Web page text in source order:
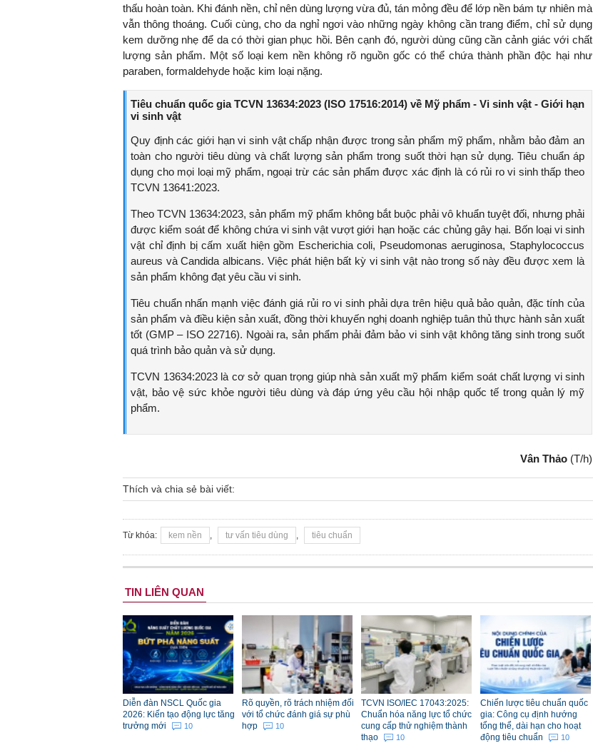
thấu hoàn toàn. Khi đánh nền, chỉ nên dùng lượng vừa đủ, tán mỏng đều để lớp nền bám tự nhiên mà
vẫn thông thoáng. Cuối cùng, cho da nghỉ ngơi vào những ngày không cần trang điểm, chỉ sử dụng
kem dưỡng nhẹ để da có thời gian phục hồi. Bên cạnh đó, người dùng cũng cần cảnh giác với chất
lượng sản phẩm. Một số loại kem nền không rõ nguồn gốc có thể chứa thành phần độc hại như
paraben, formaldehyde hoặc kim loại nặng.
Tiêu chuẩn quốc gia TCVN 13634:2023 (ISO 17516:2014) về Mỹ phẩm - Vi sinh vật - Giới hạn
vi sinh vật
Quy định các giới hạn vi sinh vật chấp nhận được trong sản phẩm mỹ phẩm, nhằm bảo đảm an
toàn cho người tiêu dùng và chất lượng sản phẩm trong suốt thời hạn sử dụng. Tiêu chuẩn áp
dụng cho mọi loại mỹ phẩm, ngoại trừ các sản phẩm được xác định là có rủi ro vi sinh thấp theo
TCVN 13641:2023.
Theo TCVN 13634:2023, sản phẩm mỹ phẩm không bắt buộc phải vô khuẩn tuyệt đối, nhưng phải
được kiểm soát để không chứa vi sinh vật vượt giới hạn hoặc các chủng gây hại. Bốn loại vi sinh
vật chỉ định bị cấm xuất hiện gồm Escherichia coli, Pseudomonas aeruginosa, Staphylococcus
aureus và Candida albicans. Việc phát hiện bất kỳ vi sinh vật nào trong số này đều được xem là
sản phẩm không đạt yêu cầu vi sinh.
Tiêu chuẩn nhấn mạnh việc đánh giá rủi ro vi sinh phải dựa trên hiệu quả bảo quản, đặc tính của
sản phẩm và điều kiện sản xuất, đồng thời khuyến nghị doanh nghiệp tuân thủ thực hành sản xuất
tốt (GMP – ISO 22716). Ngoài ra, sản phẩm phải đảm bảo vi sinh vật không tăng sinh trong suốt
quá trình bảo quản và sử dụng.
TCVN 13634:2023 là cơ sở quan trọng giúp nhà sản xuất mỹ phẩm kiểm soát chất lượng vi sinh
vật, bảo vệ sức khỏe người tiêu dùng và đáp ứng yêu cầu hội nhập quốc tế trong quản lý mỹ
phẩm.
Vân Thảo (T/h)
Thích và chia sẻ bài viết:
Từ khóa: kem nền tư vấn tiêu dùng tiêu chuẩn
TIN LIÊN QUAN
Diễn đàn NSCL Quốc gia
2026: Kiến tạo động lực tăng
trưởng mới
10
Rõ quyền, rõ trách nhiệm đối
với tổ chức đánh giá sự phù
hợp
10
TCVN ISO/IEC 17043:2025:
Chuẩn hóa năng lực tổ chức
cung cấp thử nghiệm thành
thạo
10
Chiến lược tiêu chuẩn quốc
gia: Công cụ định hướng
tổng thể, dài hạn cho hoạt
động tiêu chuẩn
10